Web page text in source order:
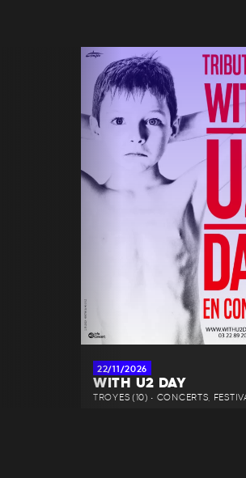
22/11/2026
WITH U2 DAY
TROYES (10) • CONCERTS,